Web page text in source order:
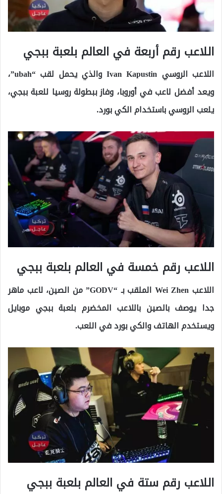
اللاعب رقم أربعة في العالم بلعبة ببجي
اللاعب الروسي Ivan Kapustin والذي يحمل لقب “ubah”،
ويعد أفضل لاعب في أوروبا، وفاز ببطولة روسيا للعبة ببجي،
يلعب الروسي باستخدام الكي بورد.
اللاعب رقم خمسة في العالم بلعبة ببجي
اللاعب Wei Zhen الملقب بـ “GODV” من الصين، لاعب ماهر
جدا يوصف بالصين باللاعب المخضرم بلعبة ببجي موبايل
ويستخدم الهاتف والكي بورد في اللعب.
اللاعب رقم ستة في العالم بلعبة ببجي